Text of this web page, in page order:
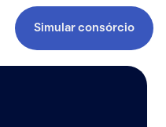
Simular consórcio